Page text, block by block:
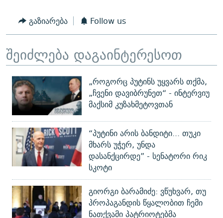
გაზიარება Follow us
შეიძლება დაგაინტერესოთ
„როგორც პუტინს უყვარს თქმა,
„ჩვენი დავიბრუნეთ“ - ინტერვიუ
მაქსიმ კუზახმეტოვთან
“პუტინი არის ბანდიტი... თუკი
მხარს უჭერ, უნდა
დასანქცირდე” - სენატორი რიკ
სკოტი
გიორგი ბარამიძე: ვწუხვარ, თუ
პროპაგანდის წყალობით ჩემი
ნათქვამი პატრიოტებმა